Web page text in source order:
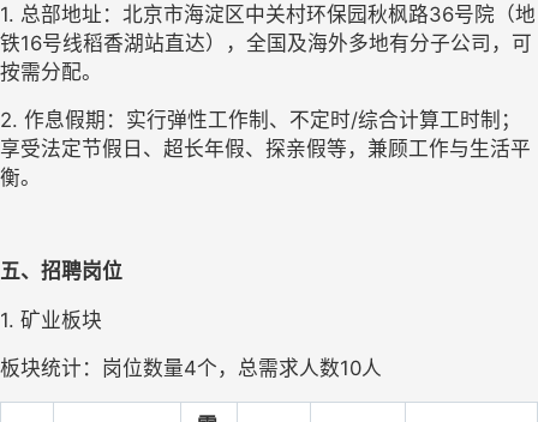
1. 总部地址：北京市海淀区中关村环保园秋枫路36号院（地
铁16号线稻香湖站直达），全国及海外多地有分子公司，可
按需分配。
2. 作息假期：实行弹性工作制、不定时/综合计算工时制；
享受法定节假日、超长年假、探亲假等，兼顾工作与生活平
衡。
五、招聘岗位
1. 矿业板块
板块统计：岗位数量4个，总需求人数10人